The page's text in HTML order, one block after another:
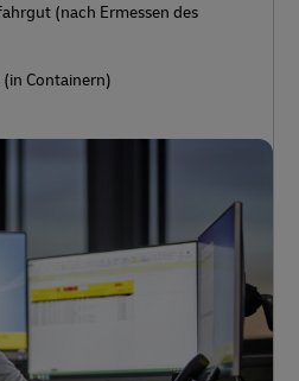
(nach Ermessen des
Containern)